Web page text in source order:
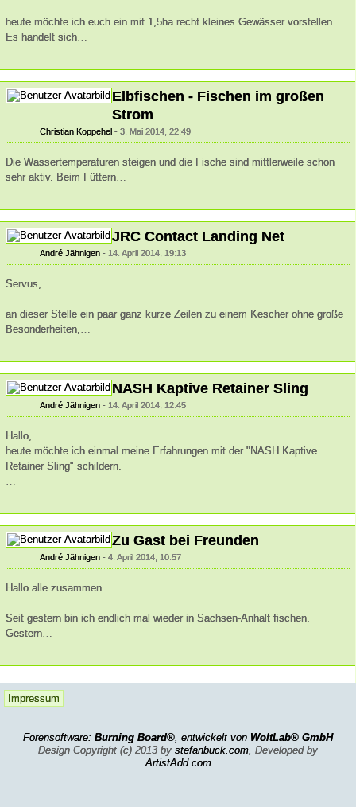
heute möchte ich euch ein mit 1,5ha recht kleines Gewässer vorstellen.
Es handelt sich…
Elbfischen - Fischen im großen
Strom
Christian Koppehel 3. Mai 2014, 22:49
Die Wassertemperaturen steigen und die Fische sind mittlerweile schon
sehr aktiv. Beim Füttern…
JRC Contact Landing Net
André Jähnigen 14. April 2014, 19:13
Servus,
an dieser Stelle ein paar ganz kurze Zeilen zu einem Kescher ohne große
Besonderheiten,…
NASH Kaptive Retainer Sling
André Jähnigen 14. April 2014, 12:45
Hallo,
heute möchte ich einmal meine Erfahrungen mit der "NASH Kaptive
Retainer Sling" schildern.
…
Zu Gast bei Freunden
André Jähnigen 4. April 2014, 10:57
Hallo alle zusammen.
Seit gestern bin ich endlich mal wieder in Sachsen-Anhalt fischen.
Gestern…
Impressum
Forensoftware: Burning Board®, entwickelt von WoltLab® GmbH
Design Copyright (c) 2013 by stefanbuck.com, Developed by
ArtistAdd.com